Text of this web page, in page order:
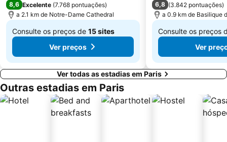
12th district Reuilly
Parc des Princes
Moulin Rouge
Gare de Neuilly - Porte Maillot Metro Station
8,6 Excelente (7.768 pontuações)
a 2.1 km de Notre-Dame Cathedral
Consulte os preços de 15 sites
De
€ 174 Ver preços
6,8 (3.842 pontuações)
a 0.9 km de Basilique
Consulte os preços
De
€ 68 Ver
Ver todas as estadias em Paris
Outras estadias em Paris